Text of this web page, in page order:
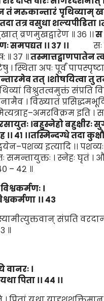
तं मरुकान्तारंपृथिव्याम्
तत्र वसुधा शल्यपीडिता ।
व्रणमुखद्वारेण ॥ ३६ ।।स
समपद्यत ।। ३७ ।। सः
॥ ३७ ॥तस्मात्तद्बाणपातेन
स्थिता अपः पूर्वं
तत् ।शोषयित्वा तु त
विश्रुतत्वमुक्तं संप्रति
। विख्यातं
इति
।बहुस्नेहो बहुक्षीरः
।। ४१ ।।तस्मिन्दग्धे तदा
इत्यादि ।।
समन्तायुक्तः । स्नेहः घृतं ।
– ४२ ॥
।
णा ।। ४३
संप्रति
॥
वानरः ।
पिता ।। ४४ ।।